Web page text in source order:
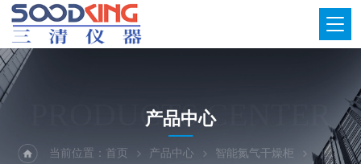
PRODUCTS CENTER
产品中心
当前位置：首页 产品中心 智能氮气干燥柜 不锈钢